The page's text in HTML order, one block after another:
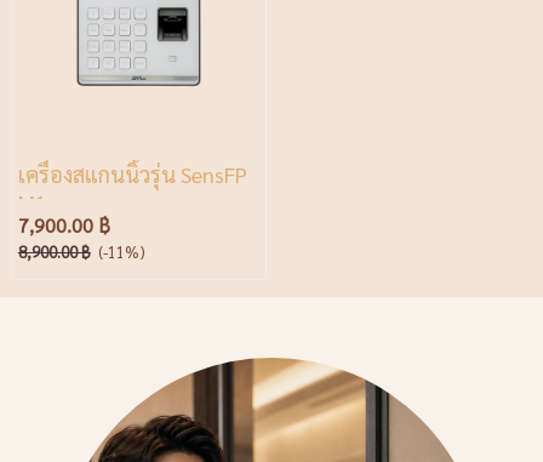
เครื่องสแกนนิ้วรุ่น SensFP
M1
7,900.00 ฿
8,900.00 ฿ (-11%)